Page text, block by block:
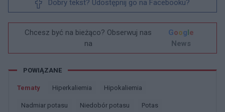
Dobry tekst? Udostępnij go na Facebooku?
Chcesz być na bieżąco? Obserwuj nas
na
Google
News
POWIĄZANE
Tematy Hiperkaliemia Hipokaliemia
Nadmiar potasu Niedobór potasu Potas